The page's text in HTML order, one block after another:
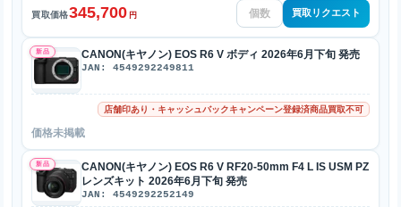
買取価格345,700 円 買取リクエスト
新品 CANON(キヤノン) EOS R6 V ボディ 2026年6月下旬 発売
JAN: 4549292249811
店舗印あり・キャッシュバックキャンペーン登録済商品買取不可
価格未掲載
新品
CANON(キヤノン) EOS R6 V RF20-50mm F4 L IS USM PZ
レンズキット 2026年6月下旬 発売
JAN: 4549292252149